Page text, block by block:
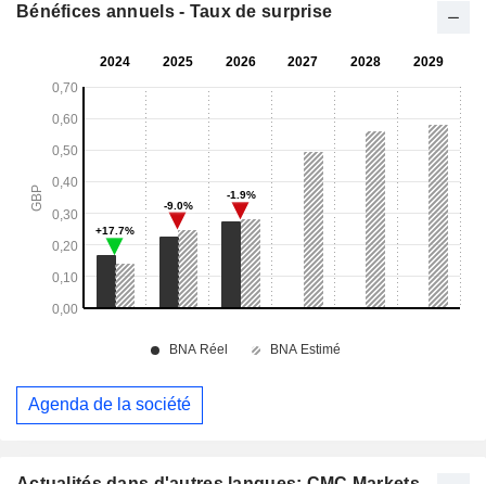
Bénéfices annuels - Taux de surprise
Agenda de la société